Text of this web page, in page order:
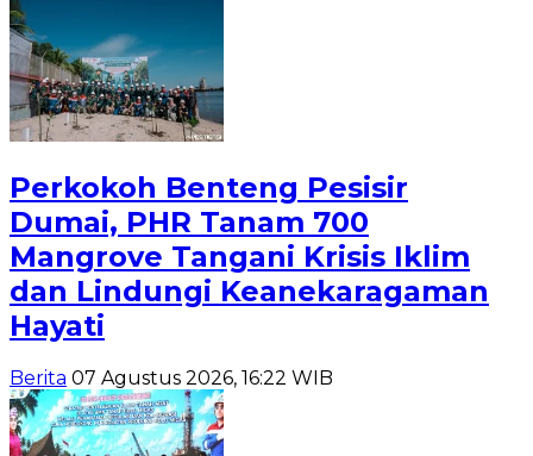
Perkokoh Benteng Pesisir
Dumai, PHR Tanam 700
Mangrove Tangani Krisis Iklim
dan Lindungi Keanekaragaman
Hayati
Berita 07 Agustus 2026, 16:22 WIB